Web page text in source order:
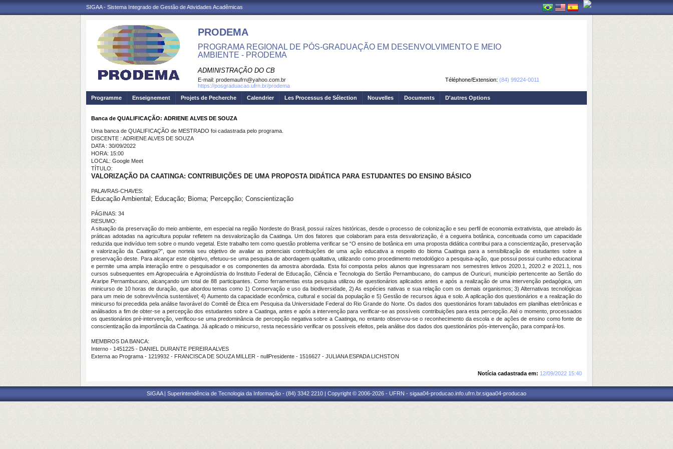
SIGAA - Sistema Integrado de Gestão de Atividades Acadêmicas
PRODEMA
PROGRAMA REGIONAL DE PÓS-GRADUAÇÃO EM DESENVOLVIMENTO E MEIO
AMBIENTE - PRODEMA
ADMINISTRAÇÃO DO CB
Téléphone/Extension: (84) 99224-0011
E-mail: prodemaufrn@yahoo.com.br
https://posgraduacao.ufrn.br/prodema
Programme
Enseignement Projets de Pecherche Calendrier Les Processus de Sélection Nouvelles Documents D'autres Options
Banca de QUALIFICAÇÃO: ADRIENE ALVES DE SOUZA
Uma banca de QUALIFICAÇÃO de MESTRADO foi cadastrada pelo programa.
DISCENTE : ADRIENE ALVES DE SOUZA
DATA : 30/09/2022
HORA: 15:00
LOCAL: Google Meet
TÍTULO:
VALORIZAÇÃO DA CAATINGA: CONTRIBUIÇÕES DE UMA PROPOSTA DIDÁTICA PARA ESTUDANTES DO ENSINO BÁSICO
PALAVRAS-CHAVES:
Educação Ambiental; Educação; Bioma; Percepção; Conscientização
PÁGINAS: 34
RESUMO:
A situação da preservação do meio ambiente, em especial na região Nordeste do Brasil, possui raízes históricas, desde o processo de colonização e seu perfil de economia extrativista, que atrelado às
práticas adotadas na agricultura popular refletem na desvalorização da Caatinga. Um dos fatores que colaboram para esta desvalorização, é a cegueira botânica, conceituada como um capacidade
reduzida que indivíduo tem sobre o mundo vegetal. Este trabalho tem como questão problema verificar se “O ensino de botânica em uma proposta didática contribui para a conscientização, preservação
e valorização da Caatinga?”, que norteia seu objetivo de avaliar as potenciais contribuições de uma ação educativa a respeito do bioma Caatinga para a sensibilização de estudantes sobre a
preservação deste. Para alcançar este objetivo, efetuou-se uma pesquisa de abordagem qualitativa, utilizando como procedimento metodológico a pesquisa-ação, que possui possui cunho educacional
e permite uma ampla interação entre o pesquisador e os componentes da amostra abordada. Esta foi composta pelos alunos que ingressaram nos semestres letivos 2020.1, 2020.2 e 2021.1, nos
cursos subsequentes em Agropecuária e Agroindústria do Instituto Federal de Educação, Ciência e Tecnologia do Sertão Pernambucano, do campus de Ouricuri, município pertencente ao Sertão do
Araripe Pernambucano, alcançando um total de 88 participantes. Como ferramentas esta pesquisa utilizou de questionários aplicados antes e após a realização de uma intervenção pedagógica, um
minicurso de 10 horas de duração, que abordou temas como 1) Conservação e uso da biodiversidade, 2) As espécies nativas e sua relação com os demais organismos; 3) Alternativas tecnológicas
para um meio de sobrevivência sustentável; 4) Aumento da capacidade econômica, cultural e social da população e 5) Gestão de recursos água e solo. A aplicação dos questionários e a realização do
minicurso foi precedida pela análise favorável do Comitê de Ética em Pesquisa da Universidade Federal do Rio Grande do Norte. Os dados dos questionários foram tabulados em planilhas eletrônicas e
análisados a fim de obter-se a percepção dos estudantes sobre a Caatinga, antes e após a intervenção para verificar-se as possíveis contribuições para esta percepção. Até o momento, processados
os questionários pré-intervenção, verificou-se uma predominância de percepção negativa sobre a Caatinga, no entanto observou-se o reconhecimento da escola e de ações de ensino como fonte de
conscientização da importância da Caatinga. Já aplicado o minicurso, resta necessário verificar os possíveis efeitos, pela análise dos dados dos questionários pós-intervenção, para compará-los.
MEMBROS DA BANCA:
Interno - 1451225 - DANIEL DURANTE PEREIRA ALVES
Externa ao Programa - 1219932 - FRANCISCA DE SOUZA MILLER - nullPresidente - 1516627 - JULIANA ESPADA LICHSTON
Notícia cadastrada em: 12/09/2022 15:40
SIGAA | Superintendência de Tecnologia da Informação - (84) 3342 2210 | Copyright © 2006-2026 - UFRN - sigaa04-producao.info.ufrn.br.sigaa04-producao